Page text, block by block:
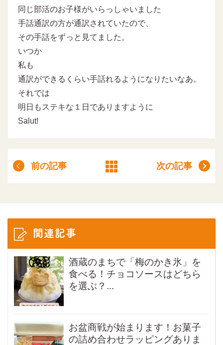
同じ部活のお子様がいらっしゃいました
手話通訳の方が通訳されていたので、
その手話をずっと見てました。
いつか
私も
通訳ができるくらい手話れるようになりたいなあ。
それでは
明日もステキな１日でありますように
Salut!
前の記事 次の記事
関連記事
酒蔵のまちで「梅のかき氷」を
食べる！チョコソースはどちら
を選ぶ？...
お盆商戦が始まります！お菓子
の詰め合わせラッピングありま